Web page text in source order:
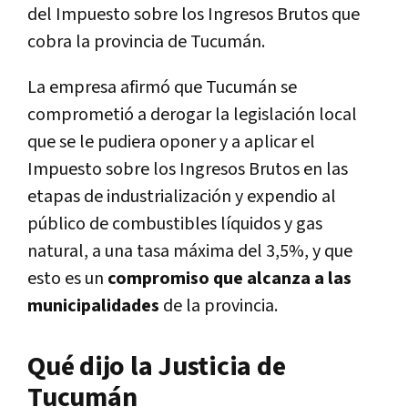
del Impuesto sobre los Ingresos Brutos que
cobra la provincia de Tucumán.
La empresa afirmó que Tucumán se
comprometió a derogar la legislación local
que se le pudiera oponer y a aplicar el
Impuesto sobre los Ingresos Brutos en las
etapas de industrialización y expendio al
público de combustibles líquidos y gas
natural, a una tasa máxima del 3,5%, y que
esto es un compromiso que alcanza a las
municipalidades de la provincia.
Qué dijo la Justicia de
Tucumán